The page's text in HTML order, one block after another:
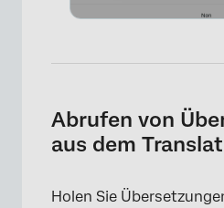
Abrufen von
aus dem
Holen Sie